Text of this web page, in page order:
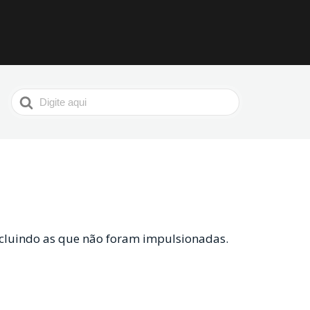
Procurar
por
as que não foram impulsionadas.